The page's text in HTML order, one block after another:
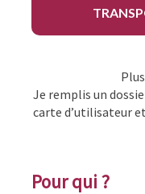
Je remplis un
carte d’utilisateur
Pour qui ?